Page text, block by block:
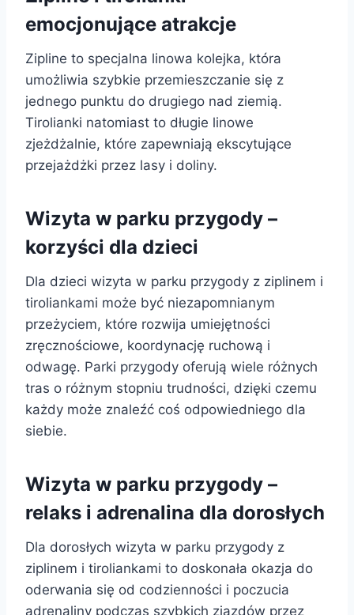
emocjonujące atrakcje
Zipline to specjalna linowa kolejka, która
umożliwia szybkie przemieszczanie się z
jednego punktu do drugiego nad ziemią.
Tirolianki natomiast to długie linowe
zjeżdżalnie, które zapewniają ekscytujące
przejażdżki przez lasy i doliny.
Wizyta w parku przygody –
korzyści dla dzieci
Dla dzieci wizyta w parku przygody z ziplinem i
tiroliankami może być niezapomnianym
przeżyciem, które rozwija umiejętności
zręcznościowe, koordynację ruchową i
odwagę. Parki przygody oferują wiele różnych
tras o różnym stopniu trudności, dzięki czemu
każdy może znaleźć coś odpowiedniego dla
siebie.
Wizyta w parku przygody –
relaks i adrenalina dla dorosłych
Dla dorosłych wizyta w parku przygody z
ziplinem i tiroliankami to doskonała okazja do
oderwania się od codzienności i poczucia
adrenaliny podczas szybkich zjazdów przez